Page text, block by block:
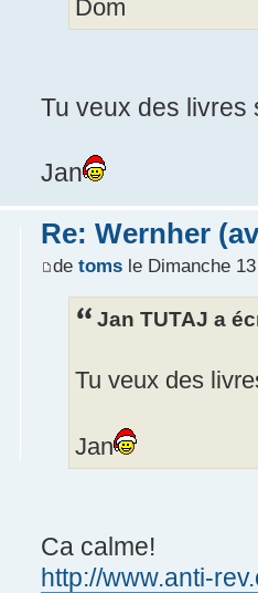
Dom
Tu veux des livres
Jan
Re: Wernher
de tomsle Dimanche
Jan TUTAJ a
Tu veux des
Jan
Ca calme!
http://www.anti-